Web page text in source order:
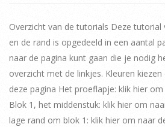
02-
06
Overzicht van de tutorials Deze tutorial
en de rand is opgedeeld in een aantal
naar de pagina kunt gaan die je nodig
overzicht met de linkjes. Kleuren
deze pagina Het proeflapje: klik hier
Blok 1, het middenstuk: klik hier om
lage rand om blok 1: klik hier om naar